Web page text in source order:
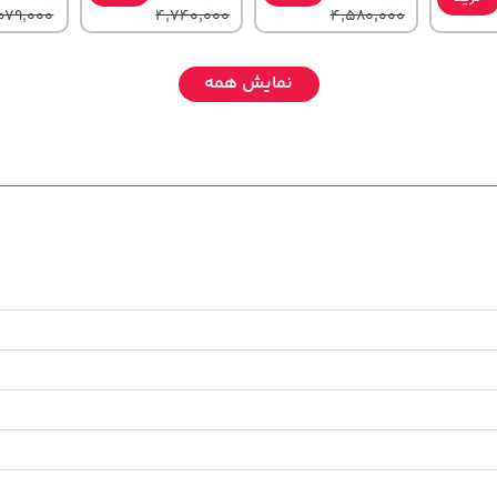
4,580,000
4,740,000
659,900
نمایش همه